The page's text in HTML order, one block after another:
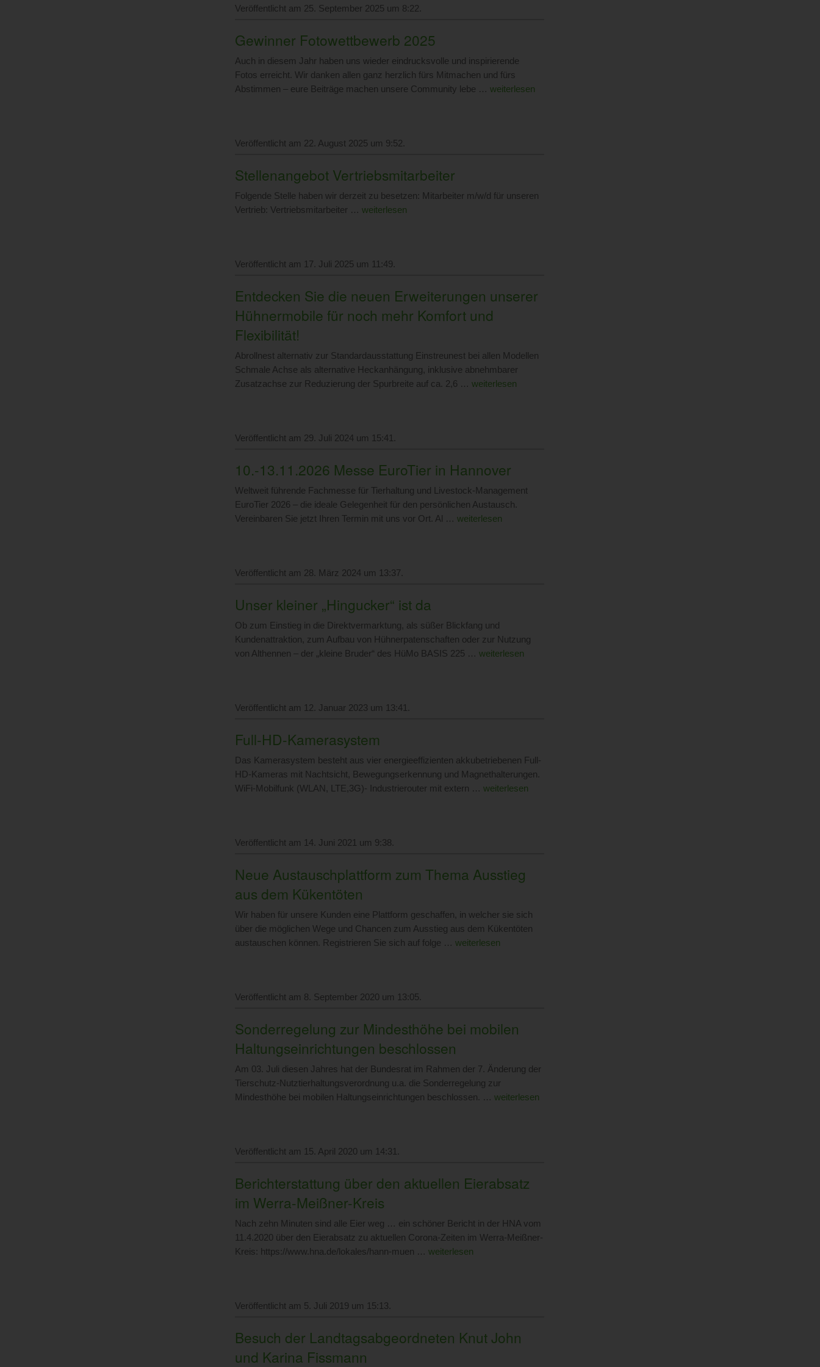
Veröffentlicht am 25. September 2025 um 8:22.
Gewinner Fotowettbewerb 2025
Auch in diesem Jahr haben uns wieder eindrucksvolle und inspirierende
Fotos erreicht. Wir danken allen ganz herzlich fürs Mitmachen und fürs
Abstimmen – eure Beiträge machen unsere Community lebe … weiterlesen
Veröffentlicht am 22. August 2025 um 9:52.
Stellenangebot Vertriebsmitarbeiter
Folgende Stelle haben wir derzeit zu besetzen: Mitarbeiter m/w/d für unseren
Vertrieb: Vertriebsmitarbeiter … weiterlesen
Veröffentlicht am 17. Juli 2025 um 11:49.
Entdecken Sie die neuen Erweiterungen unserer
Hühnermobile für noch mehr Komfort und
Flexibilität!
Abrollnest alternativ zur Standardausstattung Einstreunest bei allen Modellen
Schmale Achse als alternative Heckanhängung, inklusive abnehmbarer
Zusatzachse zur Reduzierung der Spurbreite auf ca. 2,6 … weiterlesen
Veröffentlicht am 29. Juli 2024 um 15:41.
10.-13.11.2026 Messe EuroTier in Hannover
Weltweit führende Fachmesse für Tierhaltung und Livestock-Management
EuroTier 2026 – die ideale Gelegenheit für den persönlichen Austausch.
Vereinbaren Sie jetzt Ihren Termin mit uns vor Ort. Al … weiterlesen
Veröffentlicht am 28. März 2024 um 13:37.
Unser kleiner „Hingucker“ ist da
Ob zum Einstieg in die Direktvermarktung, als süßer Blickfang und
Kundenattraktion, zum Aufbau von Hühnerpatenschaften oder zur Nutzung
von Althennen – der „kleine Bruder“ des HüMo BASIS 225 … weiterlesen
Veröffentlicht am 12. Januar 2023 um 13:41.
Full-HD-Kamerasystem
Das Kamerasystem besteht aus vier energieeffizienten akkubetriebenen Full-
HD-Kameras mit Nachtsicht, Bewegungserkennung und Magnethalterungen.
WiFi-Mobilfunk (WLAN, LTE,3G)- Industrierouter mit extern … weiterlesen
Veröffentlicht am 14. Juni 2021 um 9:38.
Neue Austauschplattform zum Thema Ausstieg
aus dem Kükentöten
Wir haben für unsere Kunden eine Plattform geschaffen, in welcher sie sich
über die möglichen Wege und Chancen zum Ausstieg aus dem Kükentöten
austauschen können. Registrieren Sie sich auf folge … weiterlesen
Veröffentlicht am 8. September 2020 um 13:05.
Sonderregelung zur Mindesthöhe bei mobilen
Haltungseinrichtungen beschlossen
Am 03. Juli diesen Jahres hat der Bundesrat im Rahmen der 7. Änderung der
Tierschutz-Nutztierhaltungsverordnung u.a. die Sonderregelung zur
Mindesthöhe bei mobilen Haltungseinrichtungen beschlossen. … weiterlesen
Veröffentlicht am 15. April 2020 um 14:31.
Berichterstattung über den aktuellen Eierabsatz
im Werra-Meißner-Kreis
Nach zehn Minuten sind alle Eier weg … ein schöner Bericht in der HNA vom
11.4.2020 über den Eierabsatz zu aktuellen Corona-Zeiten im Werra-Meißner-
Kreis: https://www.hna.de/lokales/hann-muen … weiterlesen
Veröffentlicht am 5. Juli 2019 um 15:13.
Besuch der Landtagsabgeordneten Knut John
und Karina Fissmann